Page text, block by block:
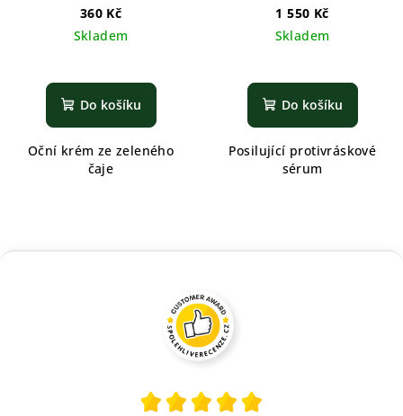
360 Kč
Skladem
Do košíku
Oční krém ze zeleného
čaje
1 550 Kč
Skladem
Do košíku
Posilující protivráskové
sérum